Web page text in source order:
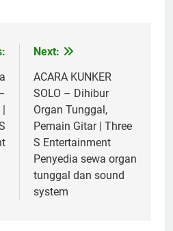
|
Next:
ACARA KUNKER
SOLO – Dihibur
Organ Tunggal,
Pemain Gitar | Three
S Entertainment
Penyedia sewa organ
tunggal dan sound
system